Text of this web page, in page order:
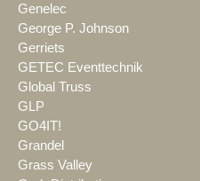
Genelec
George P. Johnson
Gerriets
GETEC Eventtechnik
Global Truss
GLP
GO4IT!
Grandel
Grass Valley